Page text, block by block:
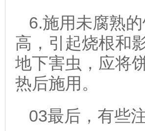
6.施用未腐熟
高，引起烧根和
地下害虫，应将
热后施用。
03最后，有些